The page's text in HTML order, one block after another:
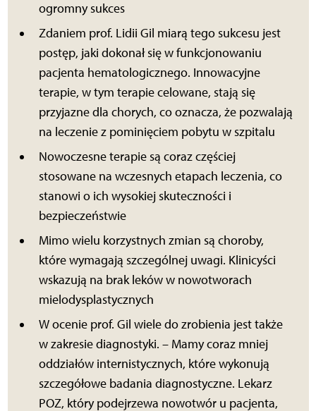
ogromny sukces
Zdaniem prof. Lidii Gil miarą tego sukcesu jest
postęp, jaki dokonał się w funkcjonowaniu
pacjenta hematologicznego. Innowacyjne
terapie, w tym terapie celowane, stają się
przyjazne dla chorych, co oznacza, że pozwalają
na leczenie z pominięciem pobytu w szpitalu
Nowoczesne terapie są coraz częściej
stosowane na wczesnych etapach leczenia, co
stanowi o ich wysokiej skuteczności i
bezpieczeństwie
Mimo wielu korzystnych zmian są choroby,
które wymagają szczególnej uwagi. Klinicyści
wskazują na brak leków w nowotworach
mielodysplastycznych
W ocenie prof. Gil wiele do zrobienia jest także
w zakresie diagnostyki. – Mamy coraz mniej
oddziałów internistycznych, które wykonują
szczegółowe badania diagnostyczne. Lekarz
POZ, który podejrzewa nowotwór u pacjenta,